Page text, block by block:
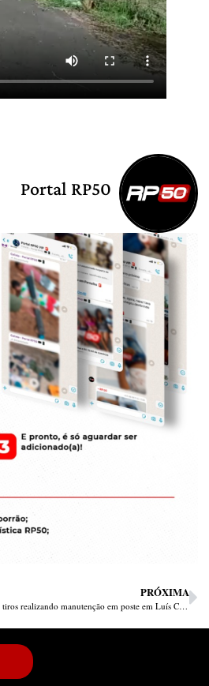
Portal RP50
PRÓXIMA
Eletricista é executado a tiros realizando manutenção em poste em Luís Correia